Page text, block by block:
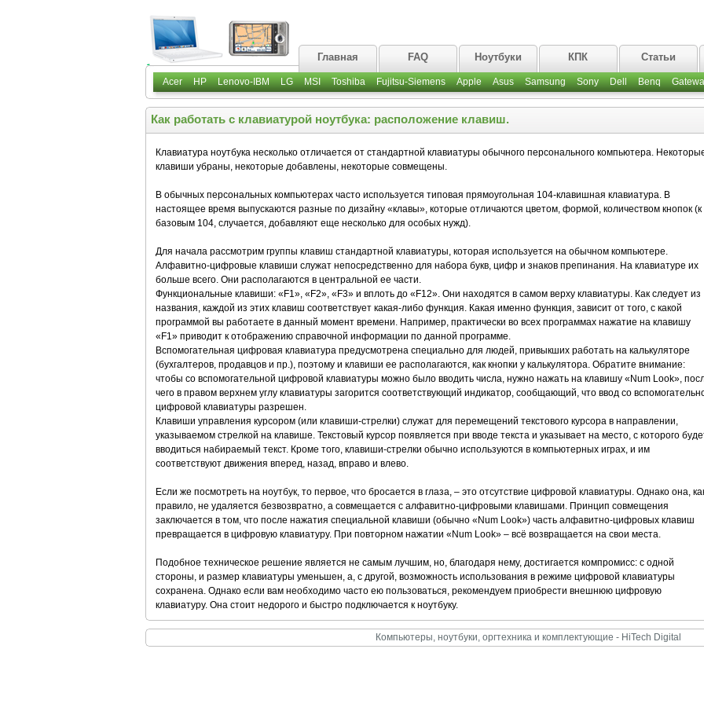
Главная FAQ Ноутбуки КПК Статьи
Acer HP Lenovo-IBM LG MSI Toshiba Fujitsu-Siemens Apple Asus Samsung Sony Dell Benq
Как работать с клавиатурой ноутбука: расположение клавиш.
Клавиатура ноутбука несколько отличается от стандартной клавиатуры обычного персонального компьютера.
клавиши убраны, некоторые добавлены, некоторые совмещены.
В обычных персональных компьютерах часто используется типовая прямоугольная 104-клавишная клавиатура. В
настоящее время выпускаются разные по дизайну «клавы», которые отличаются цветом, формой, количеством кнопок (к
базовым 104, случается, добавляют еще несколько для особых нужд).
Для начала рассмотрим группы клавиш стандартной клавиатуры, которая используется на обычном компьютере.
Алфавитно-цифровые клавиши служат непосредственно для набора букв, цифр и знаков препинания. На клавиатуре их
больше всего. Они располагаются в центральной ее части.
Функциональные клавиши: «F1», «F2», «F3» и вплоть до «F12». Они находятся в самом верху клавиатуры. Как следует из
названия, каждой из этих клавиш соответствует какая-либо функция. Какая именно функция, зависит от того, с какой
программой вы работаете в данный момент времени. Например, практически во всех программах нажатие на клавишу
«F1» приводит к отображению справочной информации по данной программе.
Вспомогательная цифровая клавиатура предусмотрена специально для людей, привыкших работать на калькуляторе
(бухгалтеров, продавцов и пр.), поэтому и клавиши ее располагаются, как кнопки у калькулятора. Обратите внимание:
чтобы со вспомогательной цифровой клавиатуры можно было вводить числа, нужно нажать на клавишу «Num Look»,
чего в правом верхнем углу клавиатуры загорится соответствующий индикатор, сообщающий, что ввод со
цифровой клавиатуры разрешен.
Клавиши управления курсором (или клавиши-стрелки) служат для перемещений текстового курсора в направлении,
указываемом стрелкой на клавише. Текстовый курсор появляется при вводе текста и указывает на место, с которого
вводиться набираемый текст. Кроме того, клавиши-стрелки обычно используются в компьютерных играх, и им
соответствуют движения вперед, назад, вправо и влево.
Если же посмотреть на ноутбук, то первое, что бросается в глаза, – это отсутствие цифровой клавиатуры. Однако она,
правило, не удаляется безвозвратно, а совмещается с алфавитно-цифровыми клавишами. Принцип совмещения
заключается в том, что после нажатия специальной клавиши (обычно «Num Look») часть алфавитно-цифровых клавиш
превращается в цифровую клавиатуру. При повторном нажатии «Num Look» – всё возвращается на свои места.
Подобное техническое решение является не самым лучшим, но, благодаря нему, достигается компромисс: с одной
стороны, и размер клавиатуры уменьшен, а, с другой, возможность использования в режиме цифровой клавиатуры
сохранена. Однако если вам необходимо часто ею пользоваться, рекомендуем приобрести внешнюю цифровую
клавиатуру. Она стоит недорого и быстро подключается к ноутбуку.
Компьютеры, ноутбуки, оргтехника и комплектующие - HiTech Digital